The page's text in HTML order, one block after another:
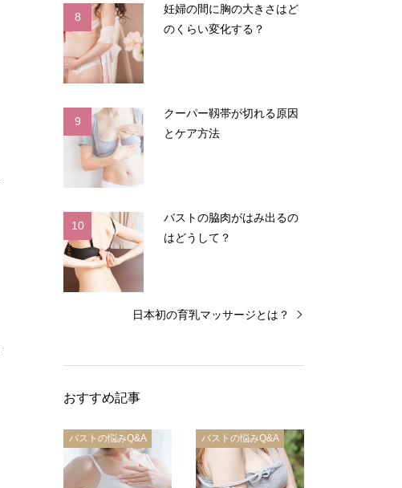
8
妊婦の間に胸の大きさはど
のくらい変化する？
9
クーパー靱帯が切れる原因
とケア方法
10
バストの脇肉がはみ出るの
はどうして？
日本初の育乳マッサージとは？
おすすめ記事
バストの悩みQ&A バストの悩みQ&A